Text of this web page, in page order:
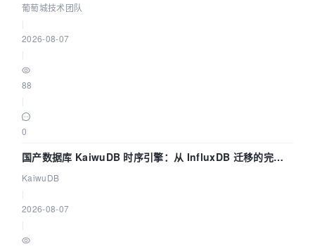
数联动全闭环
葡萄城技术团队
2026-08-07
88
0
国产数据库 KaiwuDB 时序引擎：从 InfluxDB 迁移的完整
技术路径
KaiwuDB
2026-08-07